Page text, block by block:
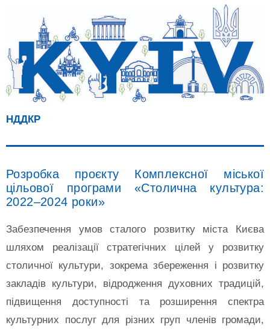
НДДКР
Розробка проєкту Комплексної міської
цільової програми «Столична культура:
2022–2024 роки»
Забезпечення умов сталого розвитку міста Києва
шляхом реалізації стратегічних цілей у розвитку
столичної культури, зокрема збереження і розвитку
закладів культури, відродження духовних традицій,
підвищення доступності та розширення спектра
культурних послуг для різних груп членів громади,